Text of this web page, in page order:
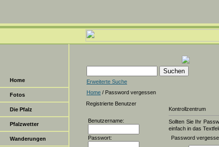
Home
Fotos
Die Pfalz
Pfalzwetter
Wanderungen
Erweiterte Suche
Home / Password vergessen
Registrierte Benutzer
Benutzername:
Passwort:
Kontrollzentrum
Sollten Sie Ihr
einfach in das
Password